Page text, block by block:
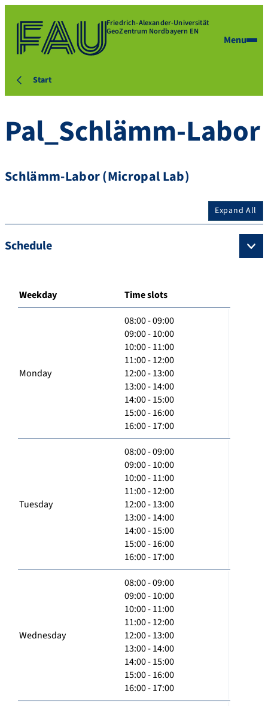
Friedrich-Alexander-Universität
GeoZentrum Nordbayern EN
Menu
Start
Pal_Schlämm-Labor
Schlämm-Labor (Micropal Lab)
Expand All
Schedule
Weekday Time slots
Monday
08:00 - 09:00
09:00 - 10:00
10:00 - 11:00
11:00 - 12:00
12:00 - 13:00
13:00 - 14:00
14:00 - 15:00
15:00 - 16:00
16:00 - 17:00
Tuesday
08:00 - 09:00
09:00 - 10:00
10:00 - 11:00
11:00 - 12:00
12:00 - 13:00
13:00 - 14:00
14:00 - 15:00
15:00 - 16:00
16:00 - 17:00
Wednesday
08:00 - 09:00
09:00 - 10:00
10:00 - 11:00
11:00 - 12:00
12:00 - 13:00
13:00 - 14:00
14:00 - 15:00
15:00 - 16:00
16:00 - 17:00